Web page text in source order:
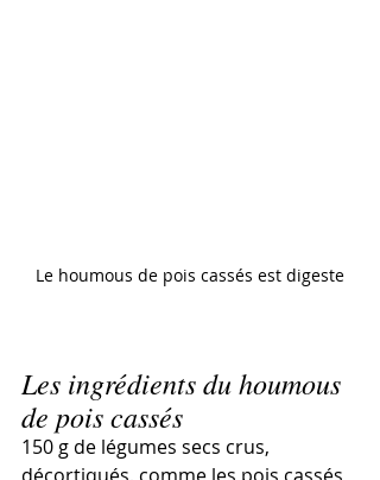
Le houmous de pois cassés est digeste
Les ingrédients du houmous
de pois cassés
150 g de légumes secs crus,